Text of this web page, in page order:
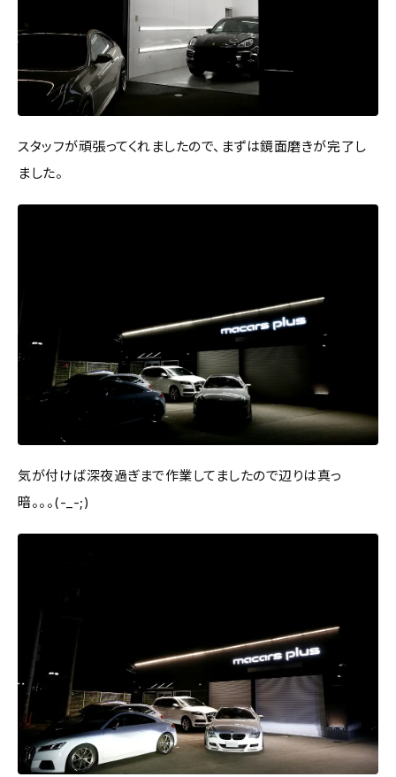
スタッフが頑張ってくれましたので、まずは鏡面磨きが完了し
ました。
気が付けば深夜過ぎまで作業してましたので辺りは真っ
暗。。。(-_-;)